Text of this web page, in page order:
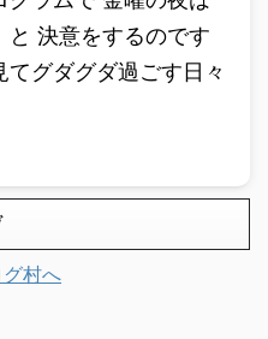
と 決意をするのです
グダグダ過ごす日々